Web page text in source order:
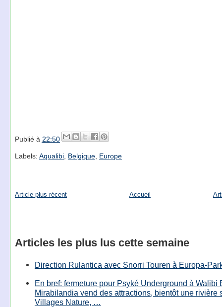
Publié à 22:50
Labels: Aqualibi, Belgique, Europe
Article plus récent Accueil
Articles les plus lus cette semaine
Direction Rulantica avec Snorri Touren à Europa-
En bref: fermeture pour Psyké Underground à Walibi
Mirabilandia vend des attractions, bientôt une rivière
Villages Nature, …